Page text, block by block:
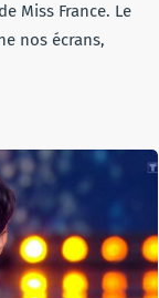
Miss France. Le
nos écrans,